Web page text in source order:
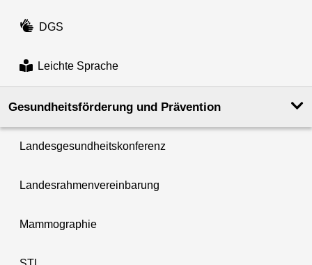
DGS
Leichte Sprache
Gesundheits­förderung und Prävention
Landesgesundheitskonferenz
Landesrahmenvereinbarung
Mammographie